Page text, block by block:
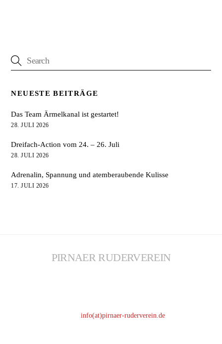
NEUESTE BEITRÄGE
Das Team Ärmelkanal ist gestartet!
28. JULI 2026
Dreifach-Action vom 24. – 26. Juli
28. JULI 2026
Adrenalin, Spannung und atemberaubende Kulisse
17. JULI 2026
PIRNAER RUDERVEREIN
info(at)pirnaer-ruderverein.de